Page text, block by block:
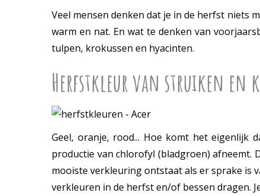
Veel mensen denken dat je in de herfst niets
warm en nat. En wat te denken van
tulpen, krokussen en hyacinten.
Herfstkleur van struiken en
Geel, oranje, rood... Hoe komt het
productie van chlorofyl (bladgroen) afneemt.
mooiste verkleuring ontstaat als er sprake is
verkleuren in de herfst en/of bessen dragen.